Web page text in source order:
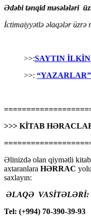
Ədəbi tənqid məsələləri
İctimaiyyətlə əlaqələr üzrə
>>:SAYTIN
>>:
>>> KİTAB
Əlinizdə olan qiymətli
axtaranlara HƏRRAC
saxlayın:
ƏLAQƏ VASİTƏLƏRİ:
Tel: (+994) 70-390-39-93